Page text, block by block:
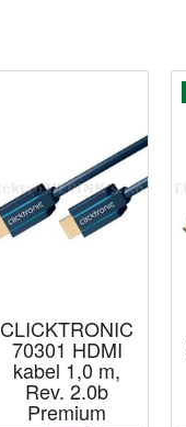
CLICKTRONIC
70301 HDMI
kabel 1,0 m,
Rev. 2.0b
Premium